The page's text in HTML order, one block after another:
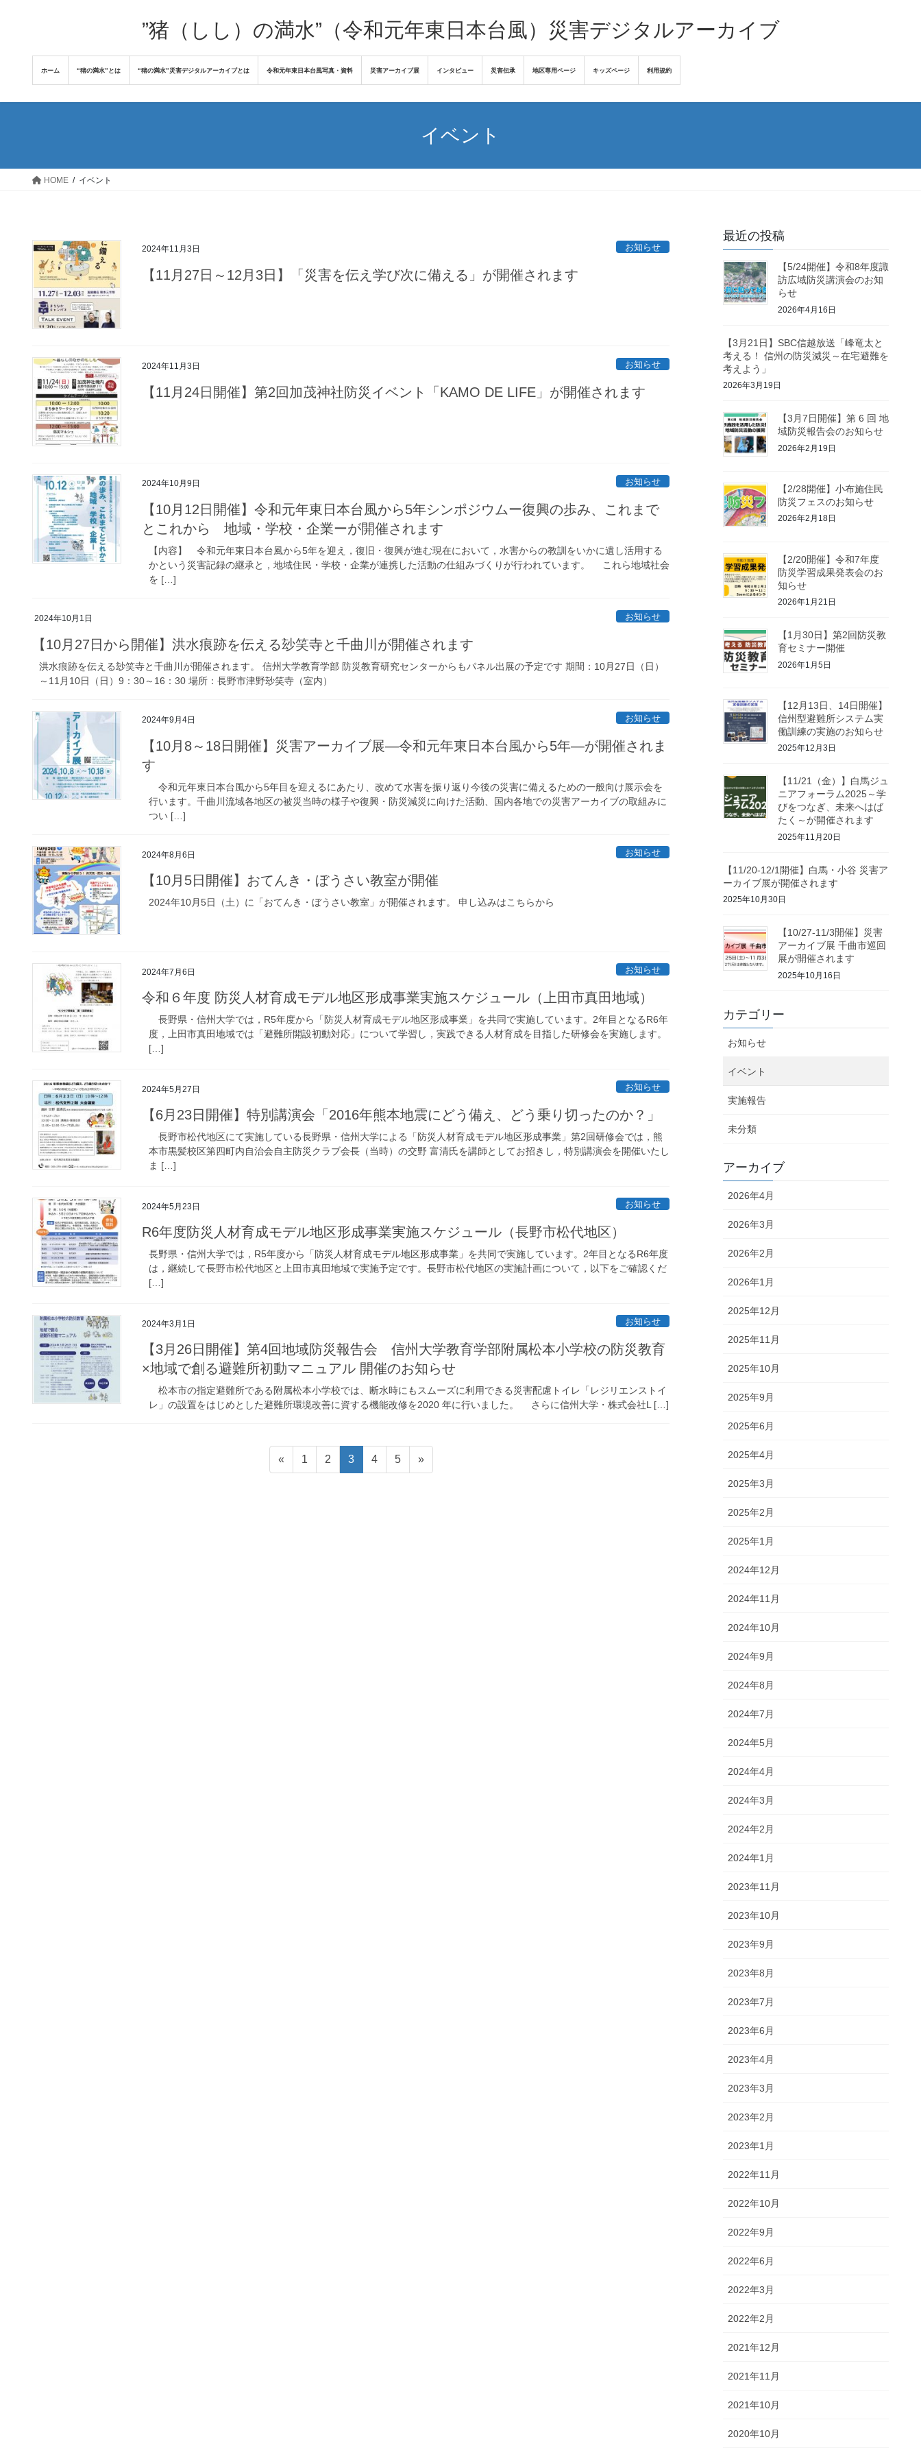
ス
ン
”猪（しし）の満水”（令和元年東日本台風）災害デジタルアーカイブ
ホーム “猪の満水”とは “猪の満水”災害デジタルアーカイブとは 令和元年東日本台風写真・資料 災害アーカイブ展 インタビュー 災害伝承 地区専用ページ キッズページ 利用規約
イベント
HOME イベント
2024年11月3日 お知らせ
【11月27日～12月3日】「災害を伝え学び次に備える」が開催されます
2024年11月3日 お知らせ
【11月24日開催】第2回加茂神社防災イベント「KAMO DE LIFE」が開催されます
2024年10月9日 お知らせ
【10月12日開催】令和元年東日本台風から5年シンポジウムー復興の歩み、これまで
とこれから 地域・学校・企業ーが開催されます
【内容】 令和元年東日本台風から5年を迎え，復旧・復興が進む現在において，水害からの教訓をいかに遺し活用する
かという災害記録の継承と，地域住民・学校・企業が連携した活動の仕組みづくりが行われています。 これら地域社会
を […]
2024年10月1日 お知らせ
【10月27日から開催】洪水痕跡を伝える玅笑寺と千曲川が開催されます
洪水痕跡を伝える玅笑寺と千曲川が開催されます。 信州大学教育学部 防災教育研究センターからもパネル出展の予定です 期間：10月27日（日）
～11月10日（日）9：30～16：30 場所：長野市津野玅笑寺（室内）
2024年9月4日 お知らせ
【10月8～18日開催】災害アーカイブ展―令和元年東日本台風から5年―が開催されま
す
令和元年東日本台風から5年目を迎えるにあたり、改めて水害を振り返り今後の災害に備えるための一般向け展示会を
行います。千曲川流域各地区の被災当時の様子や復興・防災減災に向けた活動、国内各地での災害アーカイブの取組みに
つい […]
2024年8月6日 お知らせ
【10月5日開催】おてんき・ぼうさい教室が開催
2024年10月5日（土）に「おてんき・ぼうさい教室」が開催されます。 申し込みはこちらから
2024年7月6日 お知らせ
令和６年度 防災人材育成モデル地区形成事業実施スケジュール（上田市真田地域）
長野県・信州大学では，R5年度から「防災人材育成モデル地区形成事業」を共同で実施しています。2年目となるR6年
度，上田市真田地域では「避難所開設初動対応」について学習し，実践できる人材育成を目指した研修会を実施します。
[…]
2024年5月27日 お知らせ
【6月23日開催】特別講演会「2016年熊本地震にどう備え、どう乗り切ったのか？」
長野市松代地区にて実施している長野県・信州大学による「防災人材育成モデル地区形成事業」第2回研修会では，熊
本市黒髪校区第四町内自治会自主防災クラブ会長（当時）の交野 富清氏を講師としてお招きし，特別講演会を開催いたし
ま […]
2024年5月23日 お知らせ
R6年度防災人材育成モデル地区形成事業実施スケジュール（長野市松代地区）
長野県・信州大学では，R5年度から「防災人材育成モデル地区形成事業」を共同で実施しています。2年目となるR6年度
は，継続して長野市松代地区と上田市真田地域で実施予定です。長野市松代地区の実施計画について，以下をご確認くだ
[…]
2024年3月1日 お知らせ
【3月26日開催】第4回地域防災報告会 信州大学教育学部附属松本小学校の防災教育
×地域で創る避難所初動マニュアル 開催のお知らせ
松本市の指定避難所である附属松本小学校では、断水時にもスムーズに利用できる災害配慮トイレ「レジリエンストイ
レ」の設置をはじめとした避難所環境改善に資する機能改修を2020 年に行いました。 さらに信州大学・株式会社L […]
«
固
定
1
固
定
2
固
定
3
固
定
4
固
定
5 »
最近の投稿
【5/24開催】令和8年度諏
訪広域防災講演会のお知
らせ
2026年4月16日
【3月21日】SBC信越放送「峰竜太と
考える！ 信州の防災減災～在宅避難を
考えよう」
2026年3月19日
【3月7日開催】第 6 回 地
域防災報告会のお知らせ
2026年2月19日
【2/28開催】小布施住民
防災フェスのお知らせ
2026年2月18日
【2/20開催】令和7年度
防災学習成果発表会のお
知らせ
2026年1月21日
【1月30日】第2回防災教
育セミナー開催
2026年1月5日
【12月13日、14日開催】
信州型避難所システム実
働訓練の実施のお知らせ
2025年12月3日
【11/21（金）】白馬ジュ
ニアフォーラム2025～学
びをつなぎ、未来へはば
たく～が開催されます
2025年11月20日
【11/20-12/1開催】白馬・小谷 災害ア
ーカイブ展が開催されます
2025年10月30日
【10/27-11/3開催】災害
アーカイブ展 千曲市巡回
展が開催されます
2025年10月16日
カテゴリー
お知らせ
イベント
実施報告
未分類
アーカイブ
2026年4月
2026年3月
2026年2月
2026年1月
2025年12月
2025年11月
2025年10月
2025年9月
2025年6月
2025年4月
2025年3月
2025年2月
2025年1月
2024年12月
2024年11月
2024年10月
2024年9月
2024年8月
2024年7月
2024年5月
2024年4月
2024年3月
2024年2月
2024年1月
2023年11月
2023年10月
2023年9月
2023年8月
2023年7月
2023年6月
2023年4月
2023年3月
2023年2月
2023年1月
2022年11月
2022年10月
2022年9月
2022年6月
2022年3月
2022年2月
2021年12月
2021年11月
2021年10月
2020年10月